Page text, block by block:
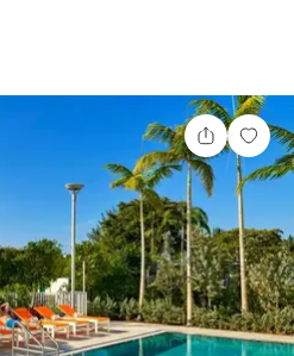
Teilen